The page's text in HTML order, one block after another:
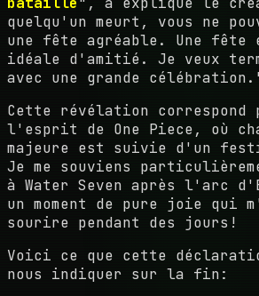
quelqu'un meurt, vous ne
une fête agréable. Une fête
idéale d'amitié. Je veux
avec une grande
Cette révélation correspond
l'esprit de One Piece, où
majeure est suivie d'un
Je me souviens
à Water Seven après l'arc
un moment de pure joie qui
sourire pendant des jours!
Voici ce que cette
nous indiquer sur la fin: